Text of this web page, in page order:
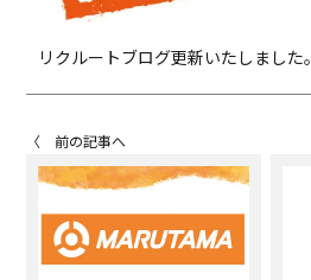
リクルートブログ更新いたしました。
〈 前の記事へ